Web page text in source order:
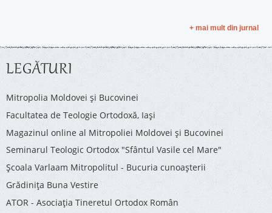
+ mai mult din jurnal
LEGĂTURI
Mitropolia Moldovei și Bucovinei
Facultatea de Teologie Ortodoxă, Iaşi
Magazinul online al Mitropoliei Moldovei și Bucovinei
Seminarul Teologic Ortodox "Sfântul Vasile cel Mare"
Şcoala Varlaam Mitropolitul - Bucuria cunoaşterii
Grădinița Buna Vestire
ATOR - Asociaţia Tineretul Ortodox Român